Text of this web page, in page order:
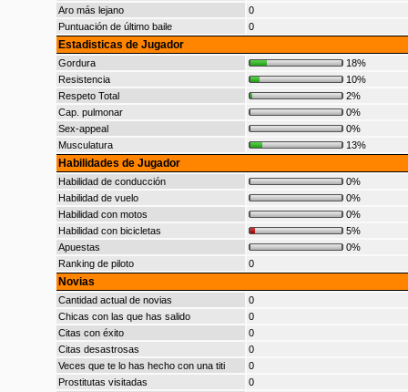
Aro más lejano
0
Puntuación de último baile
0
Estadisticas de Jugador
Gordura
18%
Resistencia
10%
Respeto Total
2%
Cap. pulmonar
0%
Sex-appeal
0%
Musculatura
13%
Habilidades de Jugador
Habilidad de conducción
0%
Habilidad de vuelo
0%
Habilidad con motos
0%
Habilidad con bicicletas
5%
Apuestas
0%
Ranking de piloto
0
Novias
Cantidad actual de novias
0
Chicas con las que has salido
0
Citas con éxito
0
Citas desastrosas
0
Veces que te lo has hecho con una titi
0
Prostitutas visitadas
0